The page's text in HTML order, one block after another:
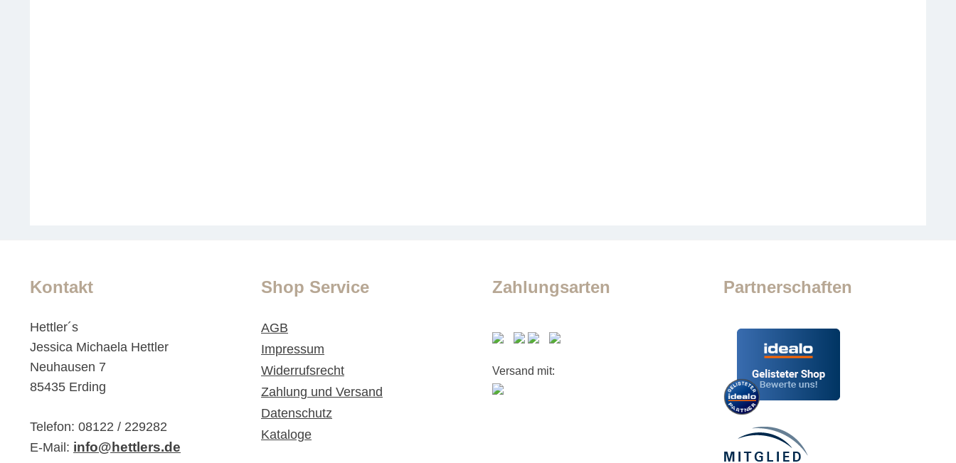
Kontakt
Hettler´s
Jessica Michaela Hettler
Neuhausen 7
85435 Erding
Telefon: 08122 / 229282
E-Mail: info@hettlers.de
Shop Service
AGB
Impressum
Widerrufsrecht
Zahlung und Versand
Datenschutz
Kataloge
Zahlungsarten
Versand mit:
Partnerschaften